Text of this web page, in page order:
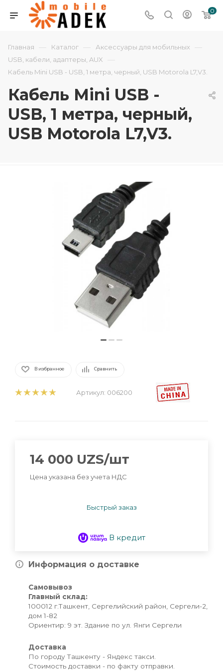
0
Главная — Каталог — Аксессуары для мобильных —
USB, кабели, адаптеры, AUX —
Кабель Mini USB - USB, 1 метра, черный, USB Motorola L7,V3.
Кабель Mini USB -
USB, 1 метра, черный,
USB Motorola L7,V3.
В избранное Сравнить
Артикул: 006200
14 000 UZS/шт
Цена указана без учета НДС
Быстрый заказ
В кредит
Информация о доставке
Самовывоз
Главный склад:
100012 г.Ташкент, Сергелийский район, Сергели-2,
дом 1-82
Ориентир: 9 эт. Здание по ул. Янги Сергели
Доставка
По городу Ташкенту - Яндекс такси.
Стоимость доставки - по факту отправки.